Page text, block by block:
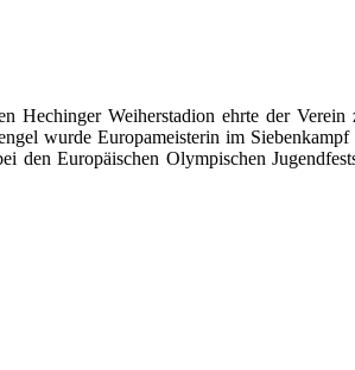
Weiherstadion ehrte der
wurde Europameisterin im
Europäischen Olympischen